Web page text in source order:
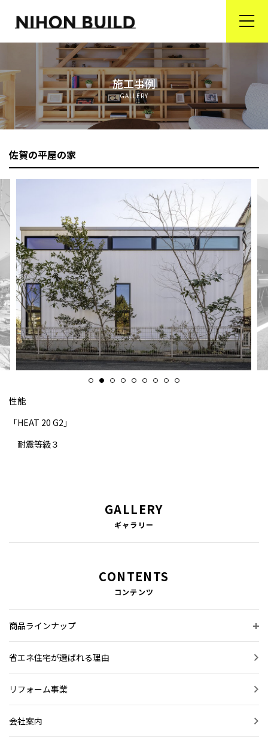
商品ラインナップ
省エネ住宅が選ばれる理由
リフォーム事業
オンライン住宅相談＆ブランド家具の通販
プライバシーポリシー
お問い合わせ
施工事例
お知らせ
スタッフブログ
施工事例
GALLERY
佐賀の平屋の家
性能
「HEAT 20 G2」
耐震等級３
GALLERY
ギャラリー
CONTENTS
コンテンツ
商品ラインナップ
省エネ住宅が選ばれる理由
リフォーム事業
会社案内